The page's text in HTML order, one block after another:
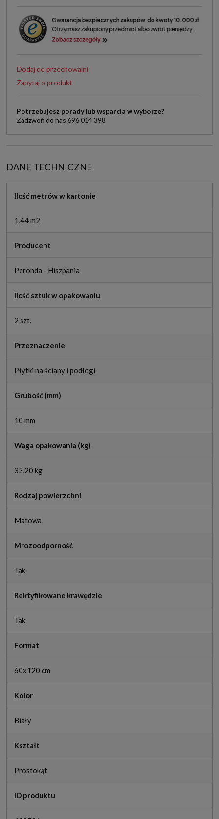
Dodaj do przechowalni
Zapytaj o produkt
Potrzebujesz porady lub wsparcia w wyborze?
Zadzwoń do nas 696 014 398
DANE TECHNICZNE
Ilość metrów w kartonie
1,44 m2
Producent
Peronda - Hiszpania
Ilość sztuk w opakowaniu
2 szt.
Przeznaczenie
Płytki na ściany i podłogi
Grubość (mm)
10 mm
Waga opakowania (kg)
33,20 kg
Rodzaj powierzchni
Matowa
Mrozoodporność
Tak
Rektyfikowane krawędzie
Tak
Format
60x120 cm
Kolor
Biały
Kształt
Prostokąt
ID produktu